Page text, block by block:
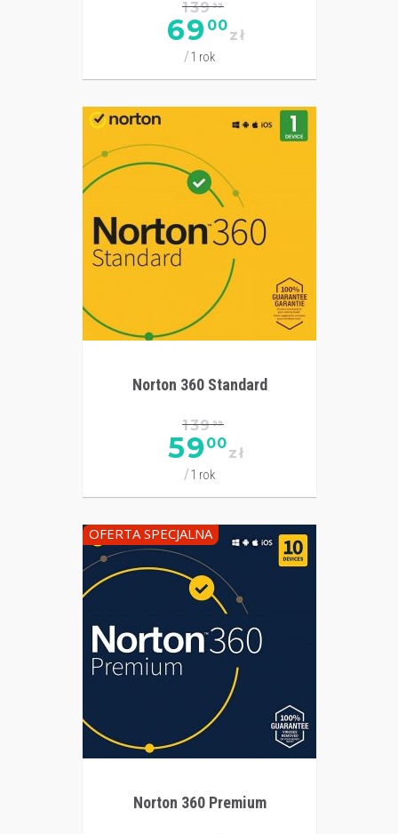
13999
69 00
zł
1 rok
Norton 360 Standard
13999
59 00
zł
1 rok
OFERTA SPECJALNA
Norton 360 Premium